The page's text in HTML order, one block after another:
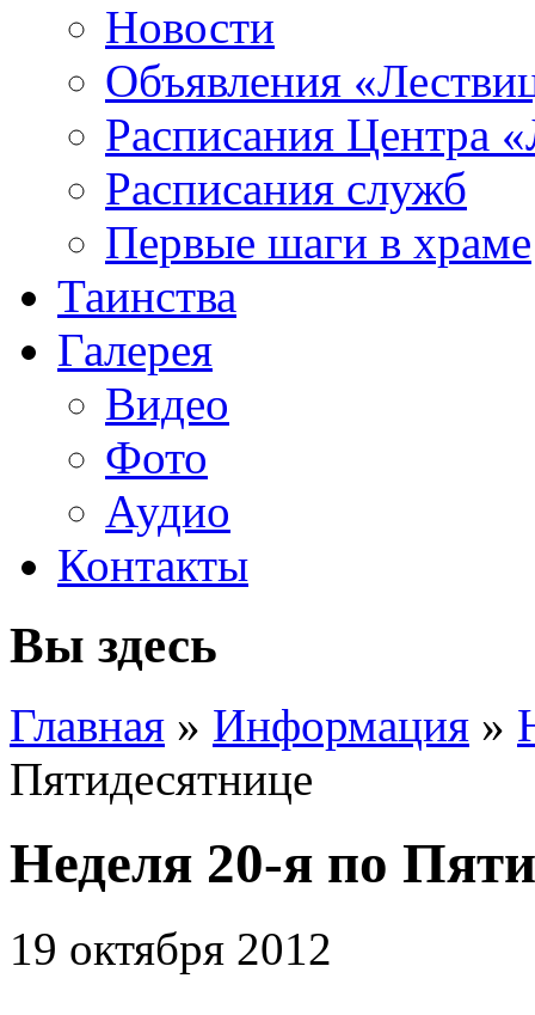
Новости
Объявления
Расписания Центра
Расписания служб
Первые шаги в храме
Таинства
Галерея
Видео
Фото
Аудио
Контакты
Вы здесь
Главная » Информация »
Пятидесятнице
Неделя 20-я по
19 октября 2012